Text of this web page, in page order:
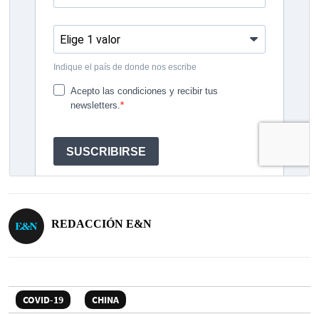
REDACCIÓN E&N
COVID-19 CHINA